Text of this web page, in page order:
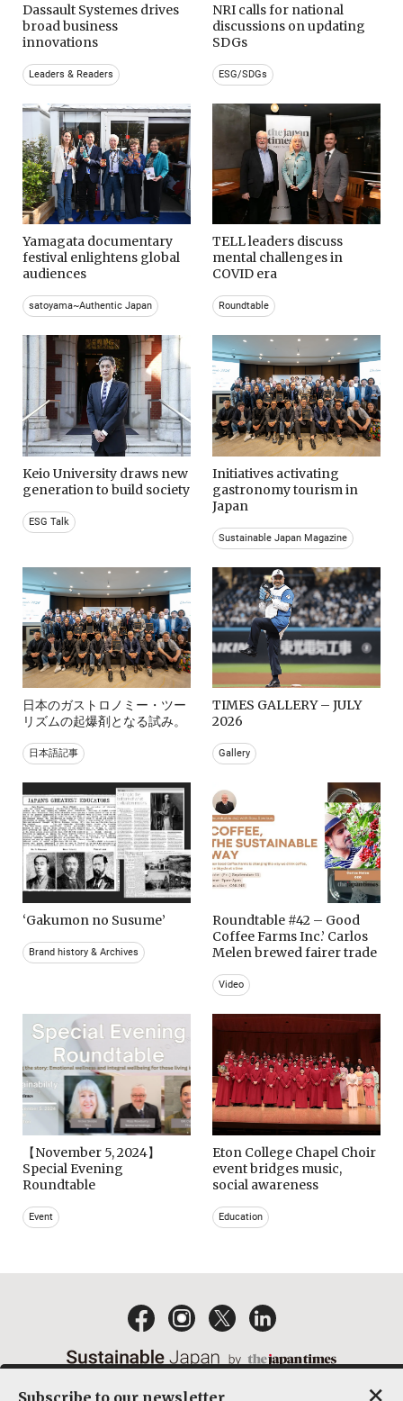
Dassault Systemes drives
broad business
innovations
Leaders & Readers
NRI calls for national
discussions on updating
SDGs
ESG/SDGs
Yamagata documentary
festival enlightens global
audiences
satoyama~Authentic Japan
TELL leaders discuss
mental challenges in
COVID era
Roundtable
Keio University draws new
generation to build society
ESG Talk
Initiatives activating
gastronomy tourism in
Japan
Sustainable Japan Magazine
日本のガストロノミー・ツー
リズムの起爆剤となる試み。
日本語記事
TIMES GALLERY – JULY
2026
Gallery
‘Gakumon no Susume’
Brand history & Archives
Roundtable #42 – Good
Coffee Farms Inc.’ Carlos
Melen brewed fairer trade
Video
【November 5, 2024】
Special Evening
Roundtable
Event
Eton College Chapel Choir
event bridges music,
social awareness
Education
Subscribe to our newsletter